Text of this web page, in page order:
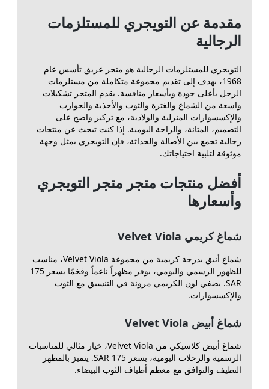
مقدمة عن التويجري للمستلزمات
الرجالية
التويجري للمستلزمات الرجالية هو متجر عريق تأسس عام
1968، يهدف إلى تقديم مجموعة متكاملة من مستلزمات
الرجل بأعلى جودة وبأسعار منافسة. يقدم المتجر تشكيلات
واسعة من الشماغ والغترة والثوب والأحذية والجوارب
والإكسسوارات المنزلية والولادية، مع تركيز واضح على
التصميم، المتانة، والراحة اليومية. إذا كنت تبحث عن منتجات
رجالية تجمع بين الأصالة والحداثة، فإن التويجري يمثل وجهة
موثوقة لتلبية احتياجاتك.
أفضل منتجات متجر متجر التويجري
وأسعارها
شماغ كريمي Velvet Viola
شماغ أنيق بدرجة كريمية من مجموعة Velvet Viola، مناسب
للظهور الرسمي واليومي، يوفر مظهراً ناعماً وفخمًا بسعر 175
SAR. يضفي لون الكريمي مرونة في التنسيق مع الثوب
والإكسسوارات.
شماغ أبيض Velvet Viola
شماغ أبيض كلاسيكي من Velvet Viola، خيار مثالي للمناسبات
الرسمية والرحلات اليومية، بسعر 175 SAR. يتميز بالمظهر
النظيف والتوافق مع معظم أطياف الثوب البيضاء.